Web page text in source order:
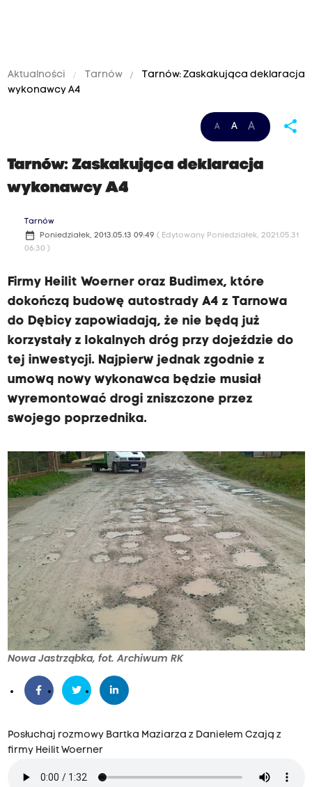
Aktualności Tarnów
Tarnów: Zaskakująca deklaracja
wykonawcy A4
A A A share
Tarnów: Zaskakująca deklaracja
wykonawcy A4
Tarnów
date_range Poniedziałek, 2013.05.13 09:49 ( Edytowany Poniedziałek, 2021.05.31
06:30 )
Firmy Heilit Woerner oraz Budimex, które
dokończą budowę autostrady A4 z Tarnowa
do Dębicy zapowiadają, że nie będą już
korzystały z lokalnych dróg przy dojeździe do
tej inwestycji. Najpierw jednak zgodnie z
umową nowy wykonawca będzie musiał
wyremontować drogi zniszczone przez
swojego poprzednika.
Nowa Jastrząbka, fot. Archiwum RK
Posłuchaj rozmowy Bartka Maziarza z Danielem Czają z
firmy Heilit Woerner